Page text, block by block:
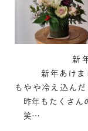
新年のご
新年あけまし
もやや冷え込ん
昨年もたくさん
笑…